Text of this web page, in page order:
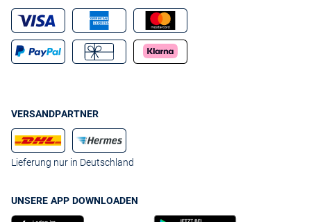
VERSANDPARTNER
Lieferung nur in Deutschland
UNSERE APP DOWNLOADEN